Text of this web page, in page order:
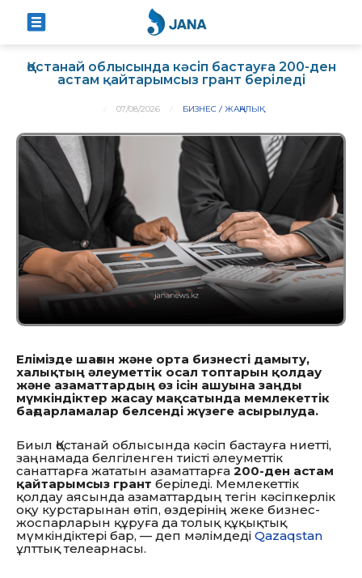
Қостанай облысында кәсіп бастауға 200-ден
астам қайтарымсыз грант беріледі
07/08/2026 БИЗНЕС ЖАҢАЛЫҚ
Елімізде шағын және орта бизнесті дамыту,
халықтың әлеуметтік осал топтарын қолдау
және азаматтардың өз ісін ашуына заңды
мүмкіндіктер жасау мақсатында мемлекеттік
бағдарламалар белсенді жүзеге асырылуда.
Биыл Қостанай облысында кәсіп бастауға ниетті,
заңнамада белгіленген тиісті әлеуметтік
санаттарға жататын азаматтарға 200-ден астам
қайтарымсыз грант беріледі. Мемлекеттік
қолдау аясында азаматтардың тегін кәсіпкерлік
оқу курстарынан өтіп, өздерінің жеке бизнес-
жоспарларын құруға да толық құқықтық
мүмкіндіктері бар, — деп мәлімдеді Qazaqstan
ұлттық телеарнасы.